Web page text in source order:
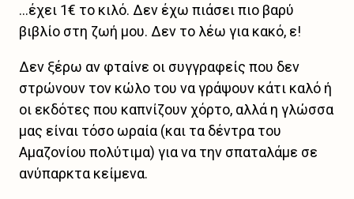
...έχει 1€ το κιλό. Δεν έχω πιάσει πιο βαρύ
βιβλίο στη ζωή μου. Δεν το λέω για κακό, ε!
Δεν ξέρω αν φταίνε οι συγγραφείς που δεν
στρώνουν τον κώλο του να γράψουν κάτι καλό ή
οι εκδότες που καπνίζουν χόρτο, αλλά η γλώσσα
μας είναι τόσο ωραία (και τα δέντρα του
Αμαζονίου πολύτιμα) για να την σπαταλάμε σε
ανύπαρκτα κείμενα.